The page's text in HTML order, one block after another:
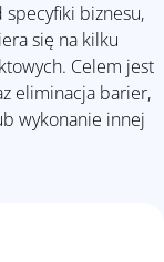
biznesu,
się na kilku
Celem jest
eliminacja barier,
wykonanie innej